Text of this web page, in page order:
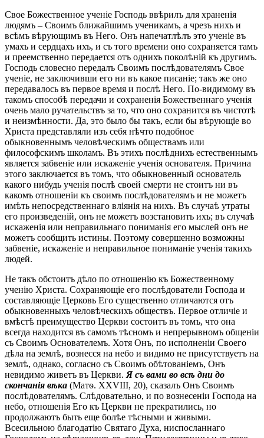
Свое Божественное ученіе Господь ввѣрилъ для храненія
людямъ – Своимъ ближайшимъ ученикамъ, а чрезъ нихъ и
всѣмъ вѣрующимъ въ Него. Онъ напечатлѣлъ это ученіе въ
умахъ и сердцахъ ихъ, и съ того времени оно сохраняется тамъ
и преемственно передается отъ однихъ поколѣній къ другимъ.
Господь словесно передалъ Своимъ послѣдователямъ Свое
ученіе, не заключивши его ни въ какое писаніе; такъ же оно
передавалось въ первое время и послѣ Него. По-видимому въ
такомъ способѣ передачи и сохраненія Божественнаго ученія
очень мало ручательствъ за то, что оно сохранится въ чистотѣ
и неизмѣнности. Да, это было бы такъ, если бы вѣрующіе во
Христа представляли изъ себя нѣчто подобное
обыкновеннымъ человѣческимъ обществамъ или
философскимъ школамъ. Въ этихъ послѣднихъ естественнымъ
является забвеніе или искаженіе ученія основателя. Причина
этого заключается въ томъ, что обыкновенный основатель
какого нибудь ученія послѣ своей смерти не стоитъ ни въ
какомъ отношеніи къ своимъ послѣдователямъ и не можетъ
имѣть непосредственнаго вліянія на нихъ. Въ случаѣ утраты
его произведеній, онъ не можетъ возстановить ихъ; въ случаѣ
искаженія или неправильнаго пониманія его мыслей онъ не
можетъ сообщить истины. Поэтому совершенно возможны
забвеніе, искаженіе и неправильное пониманіе ученія такихъ
людей.
Не такъ обстоитъ дѣло по отношенію къ Божественному
ученію Христа. Сохраняющіе его послѣдователи Господа и
составляющіе Церковь Его существенно отличаются отъ
обыкновенныхъ человѣческихъ обществъ. Первое отличіе и
вмѣстѣ преимущество Церкви состоитъ въ томъ, что она
всегда находится въ самомъ тѣсномъ и непрерывномъ общеніи
съ Своимъ Основателемъ. Хотя Онъ, по исполненіи Своего
дѣла на землѣ, вознесся на небо и видимо не присутствуетъ на
землѣ, однако, согласно съ Своимъ обѣтованіемъ, Онъ
невидимо живетъ въ Церкви. Я съ вами во всѣ дни до
скончанія вѣка (Матѳ. XXVIII, 20), сказалъ Онъ Своимъ
послѣдователямъ. Слѣдовательно, и по вознесеніи Господа на
небо, отношенія Его къ Церкви не прекратились, но
продолжаютъ быть еще болѣе тѣсными и живыми.
Всесильною благодатію Святаго Духа, ниспосланнаго